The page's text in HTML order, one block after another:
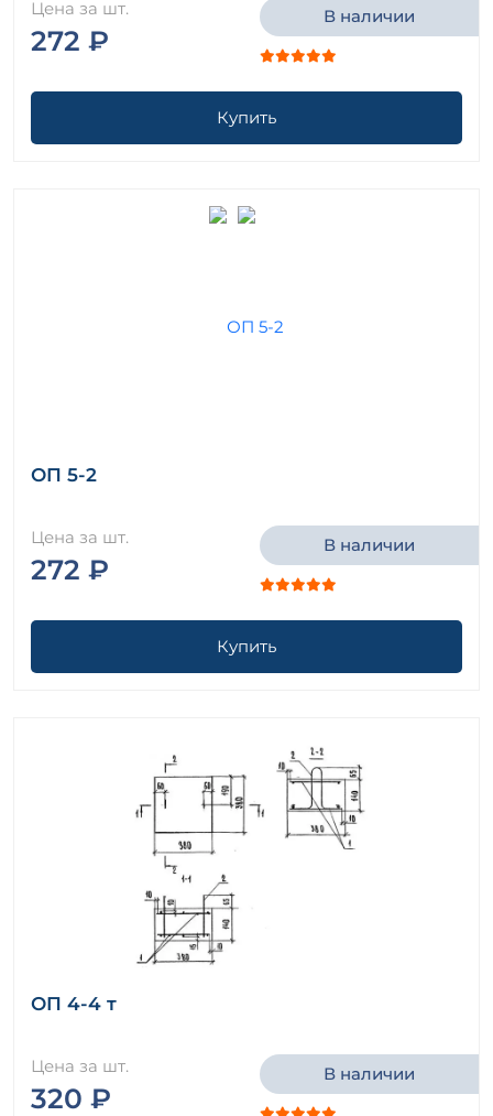
Цена за шт.
272 ₽
В наличии
Купить
ОП 5-2
Цена за шт.
272 ₽
В наличии
Купить
ОП 4-4 т
Цена за шт.
320 ₽
В наличии